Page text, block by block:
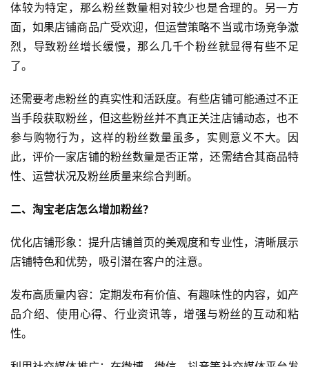
体较为特定，那么粉丝数量相对较少也是合理的。另一方
面，如果店铺商品广受欢迎，但运营策略不当或市场竞争激
烈，导致粉丝增长缓慢，那么几千个粉丝就显得有些不足
了。
还需要考虑粉丝的真实性和活跃度。有些店铺可能通过不正
当手段获取粉丝，但这些粉丝并不真正关注店铺动态，也不
参与购物行为，这样的粉丝数量虽多，实则意义不大。因
此，评价一家店铺的粉丝数量是否正常，还需结合其商品特
性、运营状况及粉丝质量来综合判断。
二、淘宝老店怎么增加粉丝？
‌优化店铺形象‌：提升店铺首页的美观度和专业性，清晰展示
店铺特色和优势，吸引潜在客户的注意。
‌发布高质量内容‌：定期发布有价值、有趣味性的内容，如产
品介绍、使用心得、行业资讯等，增强与粉丝的互动和粘
性。